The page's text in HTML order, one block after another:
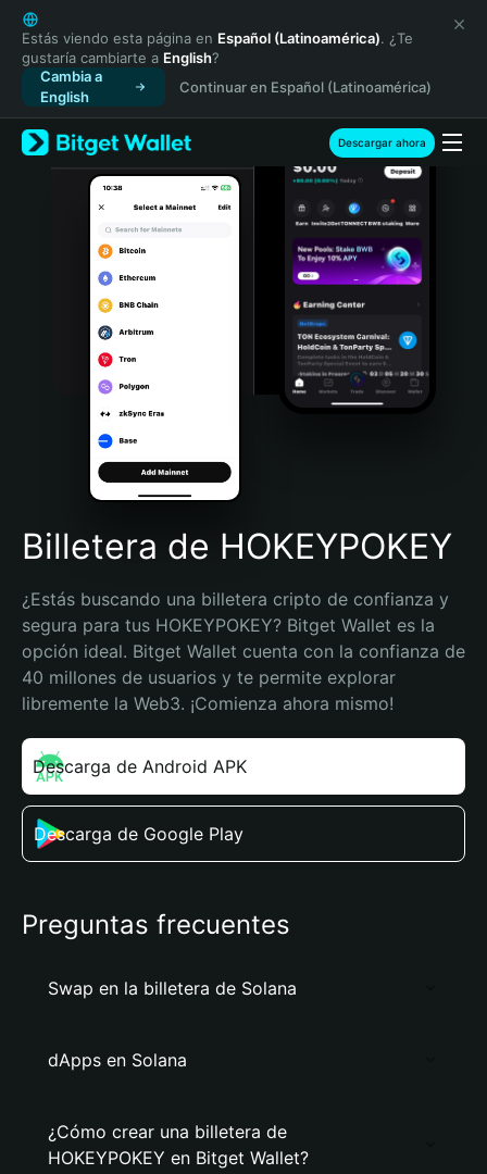
English
日本語
Tiếng Việt
Русский
Español (Latinoamérica)
Türkçe
Italiano
Português (Portugal)
Bahasa Indonesia
Português (Brasil)
Español (Argentina)
Estás viendo esta página en Español (Latinoamérica). ¿Te
gustaría cambiarte a English?
Cambia a
English
Continuar en Español (Latinoamérica)
Descargar ahora
Billetera de HOKEYPOKEY
¿Estás buscando una billetera cripto de confianza y
segura para tus HOKEYPOKEY? Bitget Wallet es la
opción ideal. Bitget Wallet cuenta con la confianza de
40 millones de usuarios y te permite explorar
libremente la Web3. ¡Comienza ahora mismo!
Descarga de Android APK
Descarga de Google Play
Preguntas frecuentes
Swap en la billetera de Solana
dApps en Solana
¿Cómo crear una billetera de
HOKEYPOKEY en Bitget Wallet?